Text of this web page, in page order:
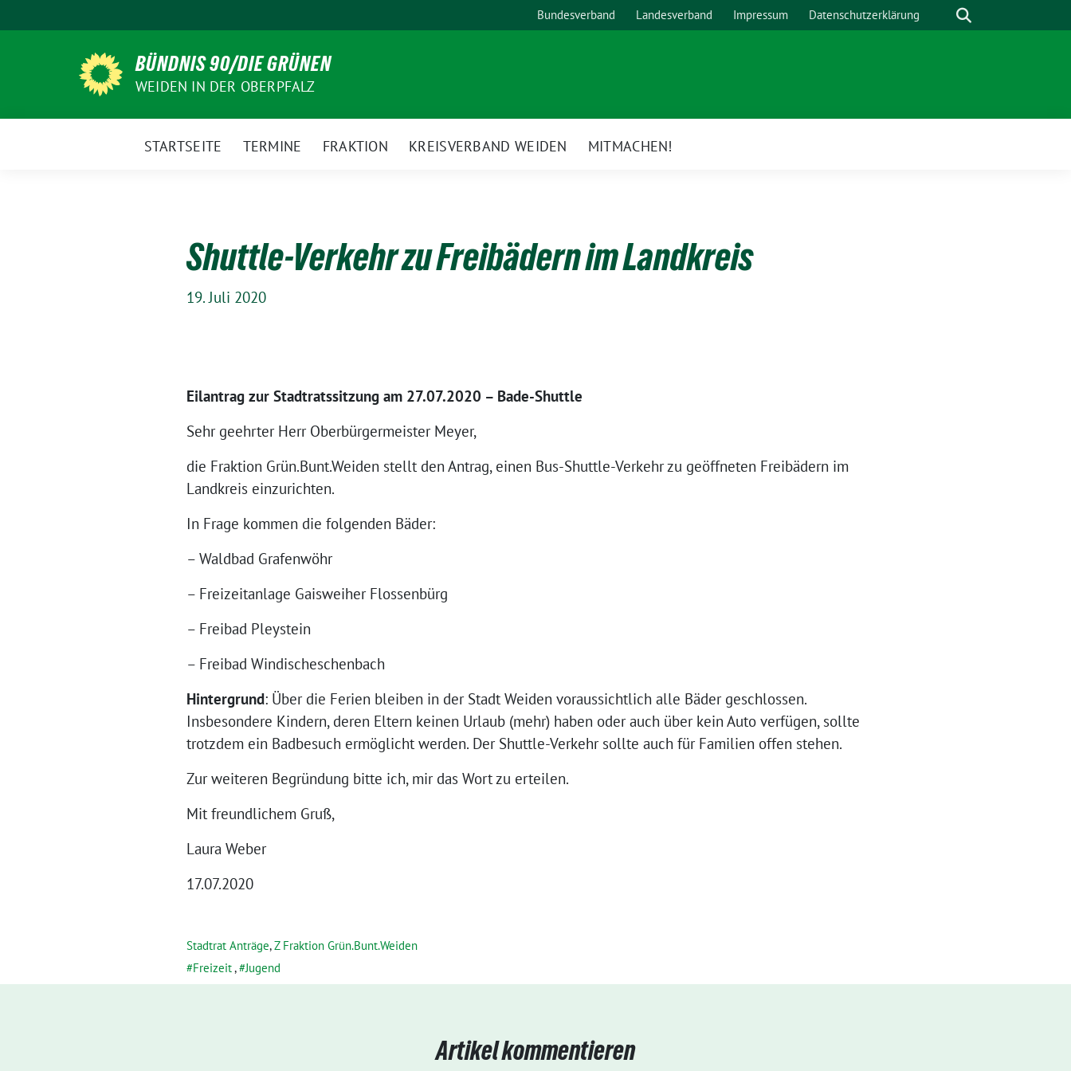
zum
Bundesverband Landesverband Impressum Datenschutzerklärung Suche
BÜNDNIS 90/DIE GRÜNEN
WEIDEN IN DER OBERPFALZ
STARTSEITE TERMINE FRAKTION KREISVERBAND WEIDEN MITMACHEN!
Shuttle-Verkehr zu Freibädern im Landkreis
19. Juli 2020
Eilantrag zur Stadtratssitzung am 27.07.2020 – Bade-Shuttle
Sehr geehrter Herr Oberbürgermeister Meyer,
die Fraktion Grün.Bunt.Weiden stellt den Antrag, einen Bus-Shuttle-Verkehr zu geöffneten Freibädern im
Landkreis einzurichten.
In Frage kommen die folgenden Bäder:
– Waldbad Grafenwöhr
– Freizeitanlage Gaisweiher Flossenbürg
– Freibad Pleystein
– Freibad Windischeschenbach
Hintergrund: Über die Ferien bleiben in der Stadt Weiden voraussichtlich alle Bäder geschlossen.
Insbesondere Kindern, deren Eltern keinen Urlaub (mehr) haben oder auch über kein Auto verfügen, sollte
trotzdem ein Badbesuch ermöglicht werden. Der Shuttle-Verkehr sollte auch für Familien offen stehen.
Zur weiteren Begründung bitte ich, mir das Wort zu erteilen.
Mit freundlichem Gruß,
Laura Weber
17.07.2020
Stadtrat Anträge,Z Fraktion Grün.Bunt.Weiden
Freizeit, Jugend
Artikel kommentieren